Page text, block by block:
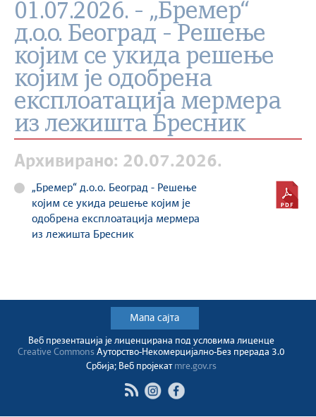
01.07.2026. - „Бремер“
д.о.о. Београд - Решење
којим се укида решење
којим је одобрена
експлоатација мермера
из лежишта Бресник
Архивирано: 20.07.2026.
„Бремер“ д.о.о. Београд - Решење
којим се укида решење којим је
одобрена експлоатација мермера
из лежишта Бресник
Мапа сајта
Веб презентација jе лиценциранa под условима лиценце
Creative CommonsАуторство-Некомерцијално-Без прерада 3.0
Србија; Веб пројекат mre.gov.rs